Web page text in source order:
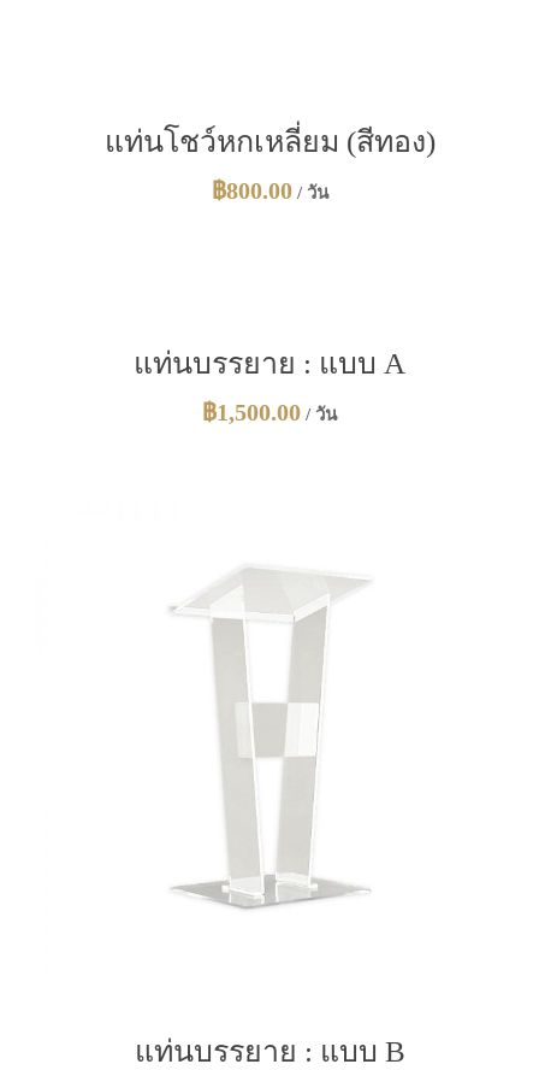
แท่นโชว์หกเหลี่ยม (สีทอง)
฿800.00/ วัน
แท่นบรรยาย : แบบ A
฿1,500.00 / วัน
แท่นบรรยาย : แบบ B